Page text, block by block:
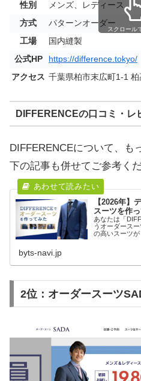
性別
メンズ、レディース
方式
パターンオーダー
工場
国内縫製
公式HP
https://difference.tokyo/
アクセス 千葉県柏市末広町1-1
スクロール
DIFFERENCEの口コミ・レ
DIFFERENCEについて、も
下の記事も併せてご参考くだ
【2026年】
スーツを作
あなたは「
うオーダース
の高いスーツが
byts-navi.jp
2位：オーダースーツ